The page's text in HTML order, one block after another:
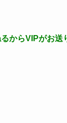
からVIPがお送